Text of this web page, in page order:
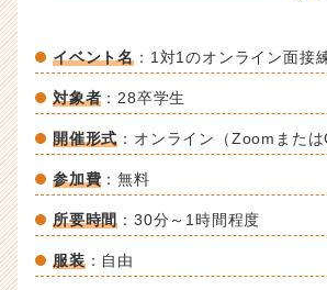
リ
ア
（C
h
C
r
イベント名 ：1対1のオンライン面接
対象者 ：28卒学生
開催形式 ：オンライン（Zoomまた
参加費 ：無料
所要時間 ：30分～1時間程度
服装：自由